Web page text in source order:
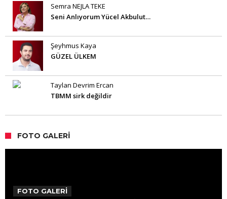
Semra NEJLA TEKE
Seni Anlıyorum Yücel Akbulut…
Şeyhmus Kaya
GÜZEL ÜLKEM
Taylan Devrim Ercan
TBMM sirk değildir
FOTO GALERI
FOTO GALERİ